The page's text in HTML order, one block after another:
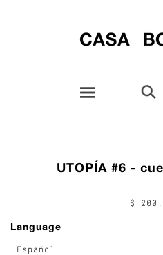
UTOPÍA #6 -
$
Language
Español